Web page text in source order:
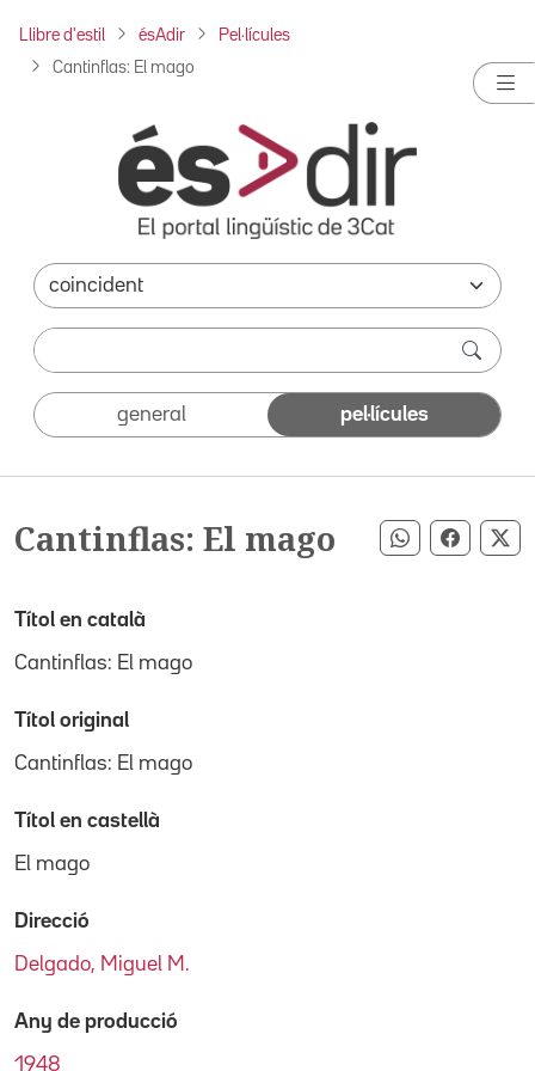
Llibre d'estil ésAdir Pel·lícules
Cantinflas: El mago
general pel·lícules
Cantinflas: El mago Compartir
Títol en català
Cantinflas: El mago
Títol original
Cantinflas: El mago
Títol en castellà
El mago
Direcció
Delgado, Miguel M.
Any de producció
1948